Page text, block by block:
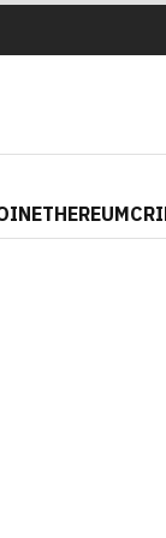
ETHEREUM